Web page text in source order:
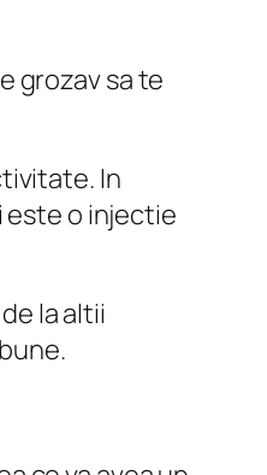
grozav sa te
In
este o injectie
la altii